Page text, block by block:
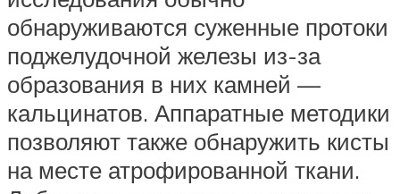
обнаруживаются суженные протоки
поджелудочной железы из-за
образования в них камней —
кальцинатов. Аппаратные методики
позволяют также обнаружить кисты
на месте атрофированной ткани.